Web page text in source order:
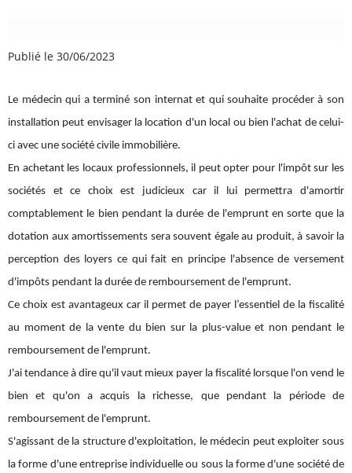
Publié le 30/06/2023
Le médecin qui a terminé son internat et qui souhaite procéder à son
installation peut envisager la location d'un local ou bien l'achat de celui-
ci avec une société civile immobilière.
En achetant les locaux professionnels, il peut opter pour l'impôt sur les
sociétés et ce choix est judicieux car il lui permettra d'amortir
comptablement le bien pendant la durée de l'emprunt en sorte que la
dotation aux amortissements sera souvent égale au produit, à savoir la
perception des loyers ce qui fait en principe l'absence de versement
d'impôts pendant la durée de remboursement de l'emprunt.
Ce choix est avantageux car il permet de payer l’essentiel de la fiscalité
au moment de la vente du bien sur la plus-value et non pendant le
remboursement de l'emprunt.
J'ai tendance à dire qu'il vaut mieux payer la fiscalité lorsque l'on vend le
bien et qu'on a acquis la richesse, que pendant la période de
remboursement de l'emprunt.
S'agissant de la structure d'exploitation, le médecin peut exploiter sous
la forme d'une entreprise individuelle ou sous la forme d'une société de